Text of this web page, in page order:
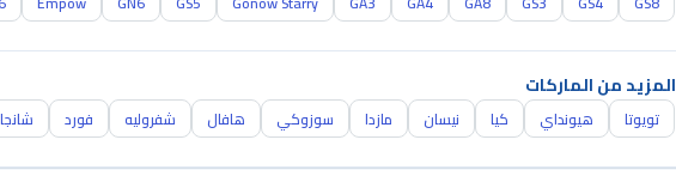
المزيد من الماركات
تويوتا هيونداي كيا نيسان مازدا سوزوكي هافال شفروليه فورد